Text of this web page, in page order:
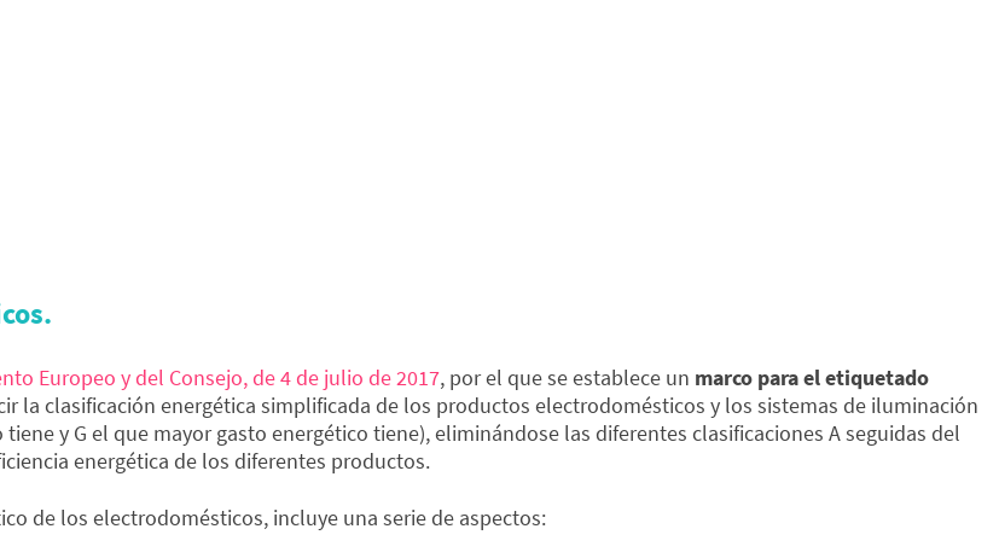
Europeo y del Consejo, de 4 de julio de 2017, por el que se establece un marco para el etiquetado
la clasificación energética simplificada de los productos electrodomésticos y los sistemas de iluminación
y G el que mayor gasto energético tiene), eliminándose las diferentes clasificaciones A seguidas del
energética de los diferentes productos.
de los electrodomésticos, incluye una serie de aspectos: